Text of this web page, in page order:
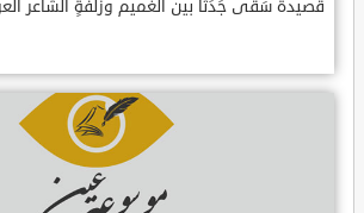
قصيدة سَقَى جَدَثاً بين الغميم وزلفةٍ الشاعر